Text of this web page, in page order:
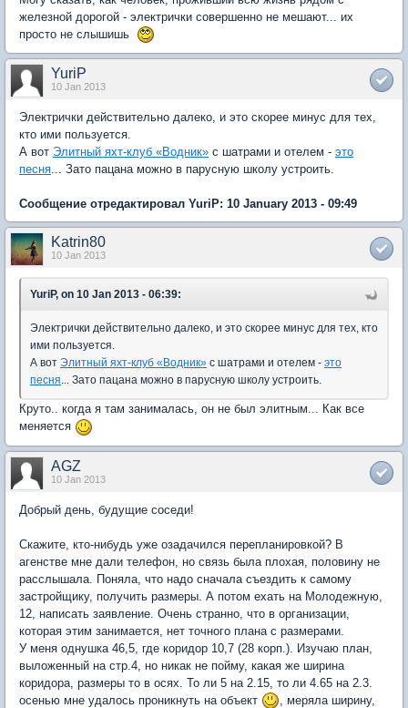
железной дорогой - электрички совершенно не мешают... их
просто не слышишь
YuriP
10 Jan 2013
Электрички действительно далеко, и это скорее минус для тех,
кто ими пользуется.
А вот Элитный яхт-клуб «Водник» с шатрами и отелем - это
песня... Зато пацана можно в парусную школу устроить.
Сообщение отредактировал YuriP: 10 January 2013 - 09:49
Katrin80
10 Jan 2013
YuriP, on 10 Jan 2013 - 06:39:
Электрички действительно далеко, и это скорее минус для тех, кто
ими пользуется.
А вот Элитный яхт-клуб «Водник» с шатрами и отелем - это
песня... Зато пацана можно в парусную школу устроить.
Круто.. когда я там занималась, он не был элитным... Как все
меняется
AGZ
10 Jan 2013
Добрый день, будущие соседи!
Скажите, кто-нибудь уже озадачился перепланировкой? В
агенстве мне дали телефон, но связь была плохая, половину не
расслышала. Поняла, что надо сначала съездить к самому
застройщику, получить размеры. А потом ехать на Молодежную,
12, написать заявление. Очень странно, что в организации,
которая этим занимается, нет точного плана с размерами.
У меня однушка 46,5, где коридор 10,7 (28 корп.). Изучаю план,
выложенный на стр.4, но никак не пойму, какая же ширина
коридора, размеры то в осях. То ли 5 на 2.15, то ли 4.65 на 2.3.
осенью мне удалось проникнуть на объект
, меряла ширину,